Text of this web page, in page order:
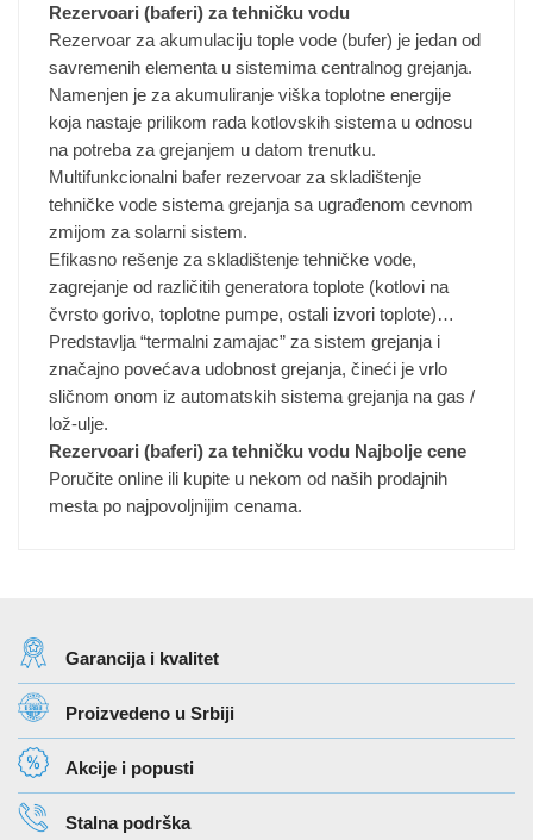
na
stranici
proizvoda.
Opcije
mogu
biti
izabrane
na
stranici
Rezervoari (baferi) za tehničku vodu
Rezervoar za akumulaciju tople vode (bufer) je jedan od
savremenih elementa u sistemima centralnog grejanja.
Namenjen je za akumuliranje viška toplotne energije
koja nastaje prilikom rada kotlovskih sistema u odnosu
na potreba za grejanjem u datom trenutku.
Multifunkcionalni bafer rezervoar za skladištenje
tehničke vode sistema grejanja sa ugrađenom cevnom
zmijom za solarni sistem.
Efikasno rešenje za skladištenje tehničke vode,
zagrejanje od različitih generatora toplote (kotlovi na
čvrsto gorivo, toplotne pumpe, ostali izvori toplote)…
Predstavlja “termalni zamajac” za sistem grejanja i
značajno povećava udobnost grejanja, čineći je vrlo
sličnom onom iz automatskih sistema grejanja na gas /
lož-ulje.
Rezervoari (baferi) za tehničku vodu Najbolje cene
Poručite online ili kupite u nekom od naših prodajnih
mesta po najpovoljnijim cenama.
Garancija i kvalitet
Proizvedeno u Srbiji
Akcije i popusti
Stalna podrška